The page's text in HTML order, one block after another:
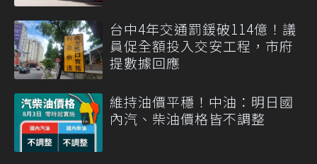
台中4年交通罰鍰破114億！議
員促全額投入交安工程，市府
提數據回應
維持油價平穩！中油：明日國
內汽、柴油價格皆不調整